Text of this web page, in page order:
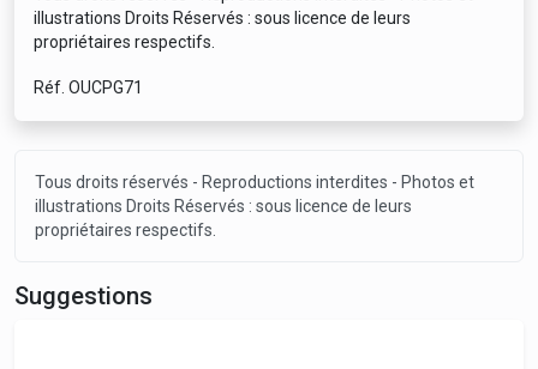
illustrations Droits Réservés : sous licence de leurs
propriétaires respectifs.
Réf. OUCPG71
Tous droits réservés - Reproductions interdites - Photos et
illustrations Droits Réservés : sous licence de leurs
propriétaires respectifs.
Suggestions